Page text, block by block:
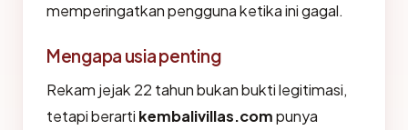
memperingatkan pengguna ketika ini gagal.
Mengapa usia penting
Rekam jejak 22 tahun bukan bukti legitimasi,
tetapi berarti kembalivillas.compunya